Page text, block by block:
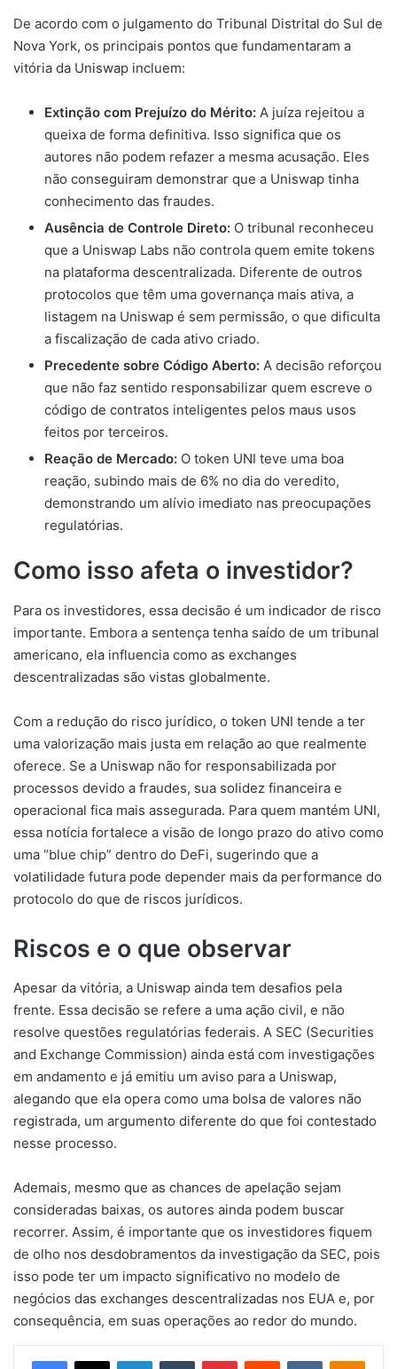
De acordo com o julgamento do Tribunal Distrital do Sul de
Nova York, os principais pontos que fundamentaram a
vitória da Uniswap incluem:
Extinção com Prejuízo do Mérito: A juíza rejeitou a
queixa de forma definitiva. Isso significa que os
autores não podem refazer a mesma acusação. Eles
não conseguiram demonstrar que a Uniswap tinha
conhecimento das fraudes.
Ausência de Controle Direto: O tribunal reconheceu
que a Uniswap Labs não controla quem emite tokens
na plataforma descentralizada. Diferente de outros
protocolos que têm uma governança mais ativa, a
listagem na Uniswap é sem permissão, o que dificulta
a fiscalização de cada ativo criado.
Precedente sobre Código Aberto: A decisão reforçou
que não faz sentido responsabilizar quem escreve o
código de contratos inteligentes pelos maus usos
feitos por terceiros.
Reação de Mercado: O token UNI teve uma boa
reação, subindo mais de 6% no dia do veredito,
demonstrando um alívio imediato nas preocupações
regulatórias.
Como isso afeta o investidor?
Para os investidores, essa decisão é um indicador de risco
importante. Embora a sentença tenha saído de um tribunal
americano, ela influencia como as exchanges
descentralizadas são vistas globalmente.
Com a redução do risco jurídico, o token UNI tende a ter
uma valorização mais justa em relação ao que realmente
oferece. Se a Uniswap não for responsabilizada por
processos devido a fraudes, sua solidez financeira e
operacional fica mais assegurada. Para quem mantém UNI,
essa notícia fortalece a visão de longo prazo do ativo como
uma “blue chip” dentro do DeFi, sugerindo que a
volatilidade futura pode depender mais da performance do
protocolo do que de riscos jurídicos.
Riscos e o que observar
Apesar da vitória, a Uniswap ainda tem desafios pela
frente. Essa decisão se refere a uma ação civil, e não
resolve questões regulatórias federais. A SEC (Securities
and Exchange Commission) ainda está com investigações
em andamento e já emitiu um aviso para a Uniswap,
alegando que ela opera como uma bolsa de valores não
registrada, um argumento diferente do que foi contestado
nesse processo.
Ademais, mesmo que as chances de apelação sejam
consideradas baixas, os autores ainda podem buscar
recorrer. Assim, é importante que os investidores fiquem
de olho nos desdobramentos da investigação da SEC, pois
isso pode ter um impacto significativo no modelo de
negócios das exchanges descentralizadas nos EUA e, por
consequência, em suas operações ao redor do mundo.
Facebook
X LinkedinTumblr PinterestReddit VK OK